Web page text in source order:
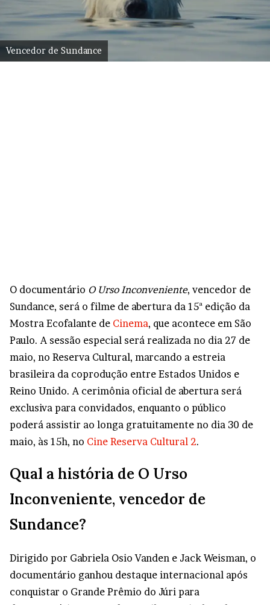
Vencedor de Sundance
O documentário O Urso Inconveniente, vencedor de
Sundance, será o filme de abertura da 15ª edição da
Mostra Ecofalante de Cinema, que acontece em São
Paulo. A sessão especial será realizada no dia 27 de
maio, no Reserva Cultural, marcando a estreia
brasileira da coprodução entre Estados Unidos e
Reino Unido. A cerimônia oficial de abertura será
exclusiva para convidados, enquanto o público
poderá assistir ao longa gratuitamente no dia 30 de
maio, às 15h, no Cine Reserva Cultural 2.
Qual a história de O Urso
Inconveniente, vencedor de
Sundance?
Dirigido por Gabriela Osio Vanden e Jack Weisman, o
documentário ganhou destaque internacional após
conquistar o Grande Prêmio do Júri para